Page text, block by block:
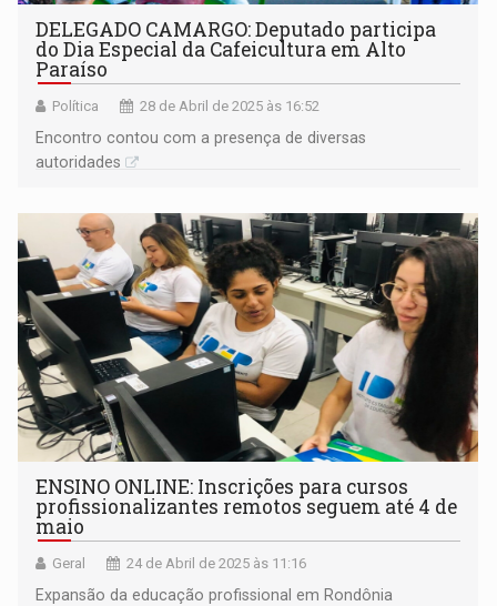
DELEGADO CAMARGO: Deputado participa
do Dia Especial da Cafeicultura em Alto
Paraíso
Política 28 de Abril de 2025 às 16:52
Encontro contou com a presença de diversas
autoridades
ENSINO ONLINE: Inscrições para cursos
profissionalizantes remotos seguem até 4 de
maio
Geral 24 de Abril de 2025 às 11:16
Expansão da educação profissional em Rondônia